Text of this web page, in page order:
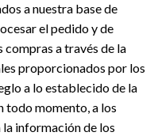
a nuestra base de
el pedido y de
a través de la
proporcionados por los
a lo establecido de la
todo momento, a los
información de los